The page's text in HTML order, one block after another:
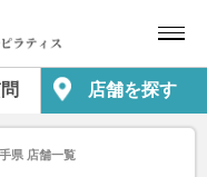
店舗を探す
県 店舗一覧